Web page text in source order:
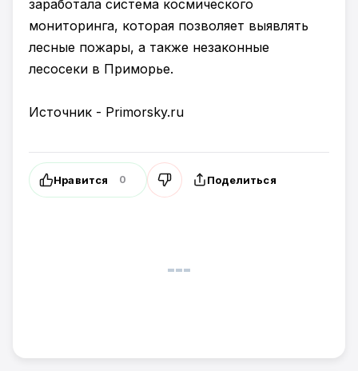
заработала система космического
мониторинга, которая позволяет выявлять
лесные пожары, а также незаконные
лесосеки в Приморье.
Источник - Primorsky.ru
Нравится 0 Поделиться